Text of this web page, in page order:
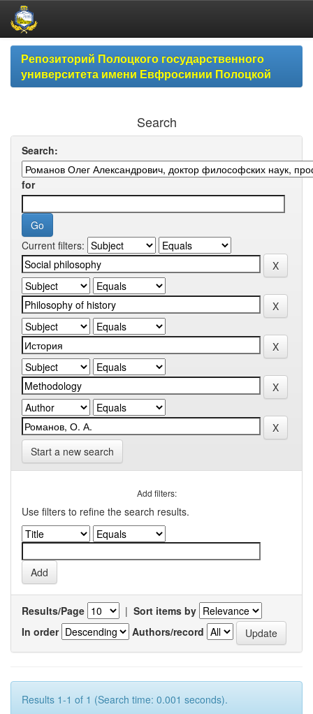
Skip
navigationРепозиторий Полоцкого государственного
университета имени Евфросинии Полоцкой
Search
Search:
for
Current filters:
Start a new search
Add filters:
Use filters to refine the search results.
Results/Page | Sort items by
In order
Authors/record
Results 1-1 of 1 (Search time: 0.001 seconds).